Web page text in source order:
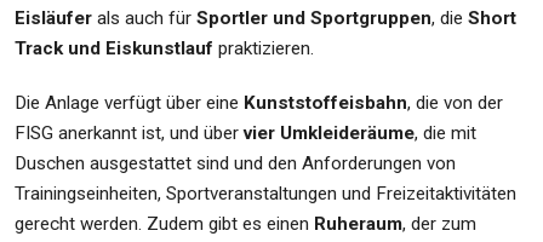
Eisläufer als auch für Sportler und Sportgruppen, die Short
Track und Eiskunstlauf praktizieren.
Die Anlage verfügt über eine Kunststoffeisbahn, die von der
FISG anerkannt ist, und übervier Umkleideräume, die mit
Duschen ausgestattet sind und den Anforderungen von
Trainingseinheiten, Sportveranstaltungen und Freizeitaktivitäten
gerecht werden. Zudem gibt es einen Ruheraum, der zum